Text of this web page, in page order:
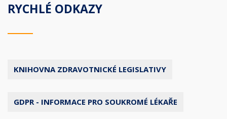
RYCHLÉ ODKAZY
KNIHOVNA ZDRAVOTNICKÉ LEGISLATIVY
GDPR - INFORMACE PRO SOUKROMÉ LÉKAŘE